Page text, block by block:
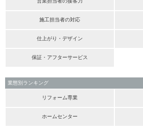
施工担当者の対応
仕上がり・デザイン
保証・アフターサービス
業態別ランキング
リフォーム専業
ホームセンター